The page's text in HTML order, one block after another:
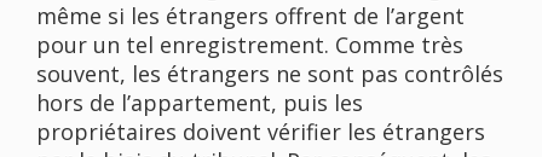
même si les étrangers offrent de l’argent
pour un tel enregistrement. Comme très
souvent, les étrangers ne sont pas contrôlés
hors de l’appartement, puis les
propriétaires doivent vérifier les étrangers